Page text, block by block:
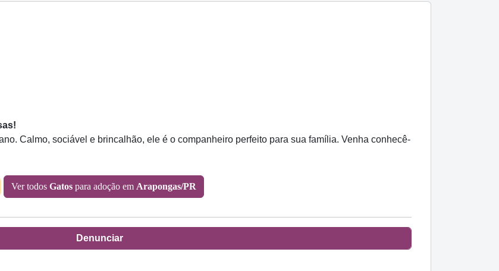
Calmo, sociável e brincalhão, ele é o companheiro perfeito para sua família. Venha conhecê-
Ver todos Gatos para adoção em Arapongas/PR
Denunciar